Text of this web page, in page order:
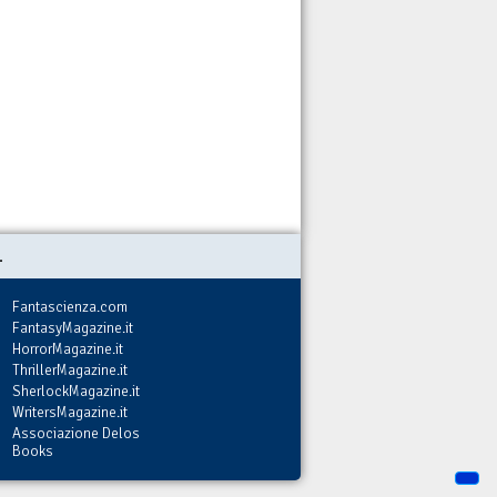
Fantascienza.com
FantasyMagazine.it
HorrorMagazine.it
ThrillerMagazine.it
SherlockMagazine.it
WritersMagazine.it
Associazione Delos
Books